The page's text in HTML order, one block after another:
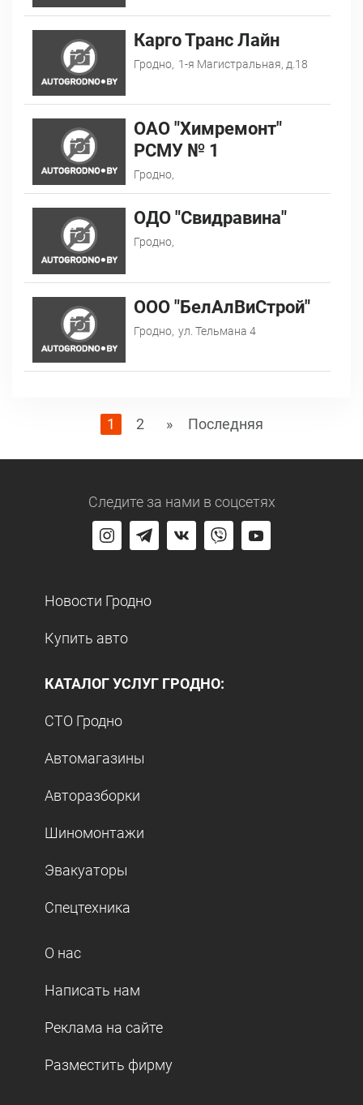
Карго Транс Лайн
Гродно, 1-я Магистральная, д.18
ОАО "Химремонт"
РСМУ № 1
Гродно,
ОДО "Свидравина"
Гродно,
ООО "БелАлВиСтрой"
Гродно, ул. Тельмана 4
1 2 » Последняя
Следите за нами в соцсетях
Новости Гродно
Купить авто
КАТАЛОГ УСЛУГ ГРОДНО:
СТО Гродно
Автомагазины
Авторазборки
Шиномонтажи
Эвакуаторы
Спецтехника
О нас
Написать нам
Реклама на сайте
Разместить фирму